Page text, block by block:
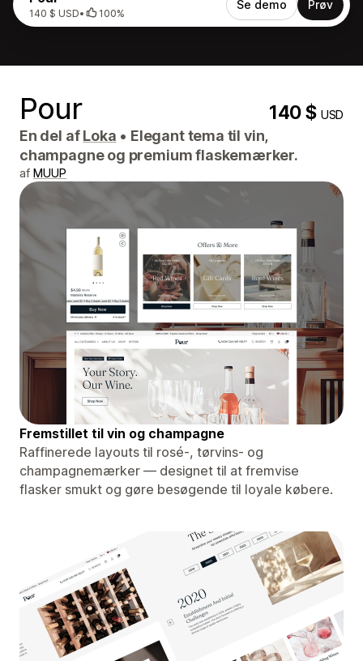
140 $ USD• 100%
Se demo Prøv
Pour 140 $USD
En del afLoka • Elegant tema til vin,
champagne og premium flaskemærker.
af MUUP
Fremstillet til vin og champagne
Raffinerede layouts til rosé-, tørvins- og
champagnemærker — designet til at fremvise
flasker smukt og gøre besøgende til loyale købere.